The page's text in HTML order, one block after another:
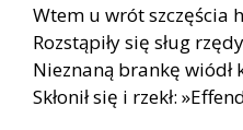
Wtem u wrót szczęścia
Rozstąpiły się sług
Nieznaną brankę wiódł
Skłonił się i rzekł: